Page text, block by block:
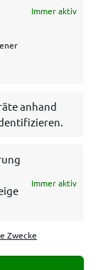
Immer aktiv
anhand
Immer aktiv
Zwecke